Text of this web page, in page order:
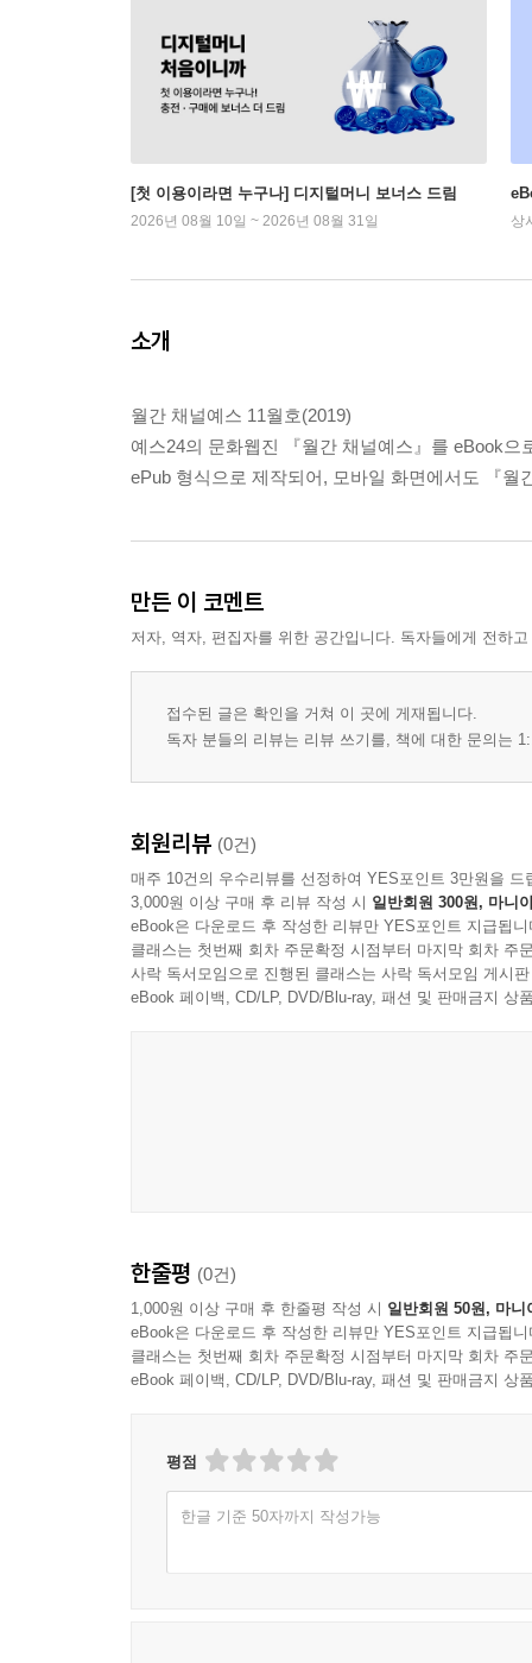
[첫 이용이라면 누구나] 디지털머니 보너스 드림
2026년 08월 10일 ~ 2026년 08월 31일 상
소개
월간 채널예스 11월호(2019)
예스24의 문화웹진 『월간 채널예스』를 eBook으
ePub 형식으로 제작되어, 모바일 화면에서도 『
만든 이 코멘트
저자, 역자, 편집자를 위한 공간입니다. 독자들에게 전하
접수된 글은 확인을 거쳐 이 곳에 게재됩니다.
독자 분들의 리뷰는 리뷰 쓰기를, 책에 대한 문의는
회원리뷰 (0건)
매주 10건의 우수리뷰를 선정하여 YES포인트 3만원을 드
3,000원 이상 구매 후 리뷰 작성 시 일반회원 300원, 마니
eBook은 다운로드 후 작성한 리뷰만 YES포인트 지급됩니
클래스는 첫번째 회차 주문확정 시점부터 마지막 회차 주
사락 독서모임으로 진행된 클래스는 사락 독서모임 게시
eBook 페이백, CD/LP, DVD/Blu-ray, 패션 및 판매금지 상
한줄평 (0건)
1,000원 이상 구매 후 한줄평 작성 시 일반회원 50원, 마니
eBook은 다운로드 후 작성한 리뷰만 YES포인트 지급됩니
클래스는 첫번째 회차 주문확정 시점부터 마지막 회차 주
eBook 페이백, CD/LP, DVD/Blu-ray, 패션 및 판매금지 상
평점
한글 기준 50자까지 작성가능